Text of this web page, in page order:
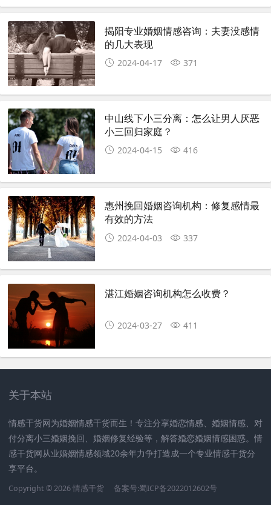
揭阳专业婚姻情感咨询：夫妻没感情
的几大表现
2024-04-17 371
中山线下小三分离：怎么让男人厌恶
小三回归家庭？
2024-04-15 416
惠州挽回婚姻咨询机构：修复感情最
有效的方法
2024-04-03 337
湛江婚姻咨询机构怎么收费？
2024-03-27 411
关于本站
情感干货网为婚姻情感干货而生！专注分享婚恋情感、婚姻情感、对
付分离小三婚姻挽回、婚姻修复经验等，解答婚恋婚姻情感困惑。情
感干货网从业婚姻情感领域20余年力争打造成一个专业情感干货分
享平台。
Copyright © 2026 情感干货 备案号:蜀ICP备2022012602号